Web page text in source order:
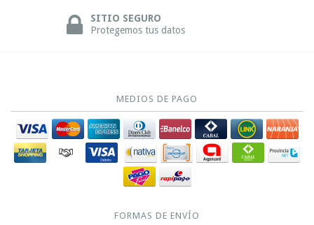
SITIO SEGURO
Protegemos tus datos
MEDIOS DE PAGO
FORMAS DE ENVÍO